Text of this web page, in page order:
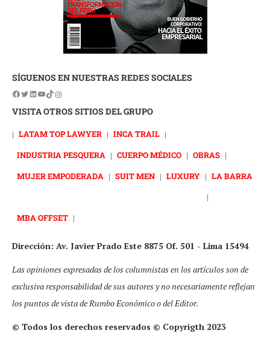
SÍGUENOS EN NUESTRAS REDES SOCIALES
VISITA OTROS SITIOS DEL GRUPO
| LATAM TOP LAWYER | INCA TRAIL |
INDUSTRIA PESQUERA | CUERPO MÉDICO | OBRAS |
MUJER EMPODERADA | SUIT MEN | LUXURY | LA BARRA
|
MBA OFFSET |
Dirección: Av. Javier Prado Este 8875 Of. 501 - Lima 15494
Las opiniones expresadas de los columnistas en los artículos son de
exclusiva responsabilidad de sus autores y no necesariamente reflejan
los puntos de vista de Rumbo Económico o del Editor.
© Todos los derechos reservados © Copyrigth 2023